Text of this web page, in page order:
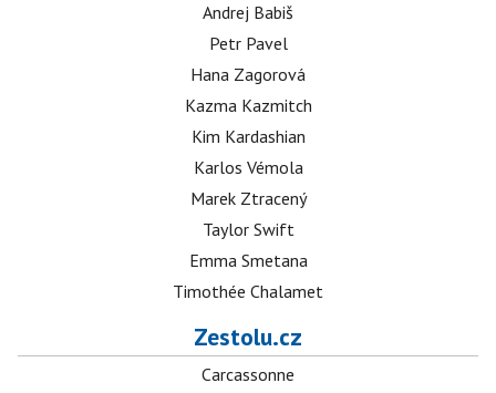
Andrej Babiš
Petr Pavel
Hana Zagorová
Kazma Kazmitch
Kim Kardashian
Karlos Vémola
Marek Ztracený
Taylor Swift
Emma Smetana
Timothée Chalamet
Zestolu.cz
Carcassonne